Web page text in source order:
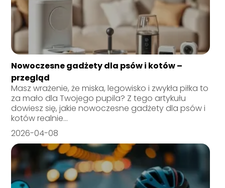
Nowoczesne gadżety dla psów i kotów –
przegląd
Masz wrażenie, że miska, legowisko i zwykła piłka to
za mało dla Twojego pupila? Z tego artykułu
dowiesz się, jakie nowoczesne gadżety dla psów i
kotów realnie...
2026-04-08